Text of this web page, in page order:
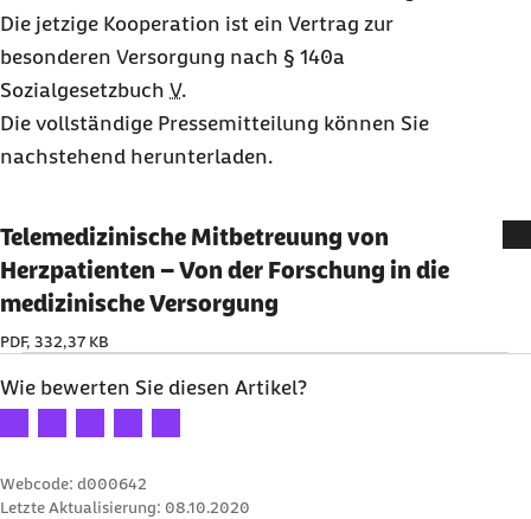
Die jetzige Kooperation ist ein Vertrag zur
besonderen Versorgung nach § 140a
Sozialgesetzbuch V.
Die vollständige Pressemitteilung können Sie
nachstehend herunterladen.
Telemedizinische Mitbetreuung von
Herzpatienten – Von der Forschung in die
medizinische Versorgung
PDF, 332,37 KB
Wie bewerten Sie diesen Artikel?
Ihre Bewertung: 1 Stern
Ihre Bewertung: 2 Sterne
Ihre Bewertung: 3 Sterne
Ihre Bewertung: 4 Sterne
Ihre Bewertung: 5 Sterne
Webcode: d000642
Letzte Aktualisierung: 08.10.2020